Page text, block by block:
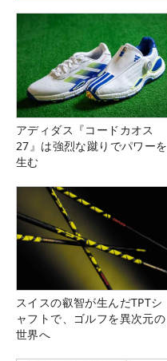
アディダス『コードカオス
27』は強烈な蹴りでパワーを
生む
スイスの叡智が生んだTPTシ
ャフトで、ゴルフを異次元の
世界へ